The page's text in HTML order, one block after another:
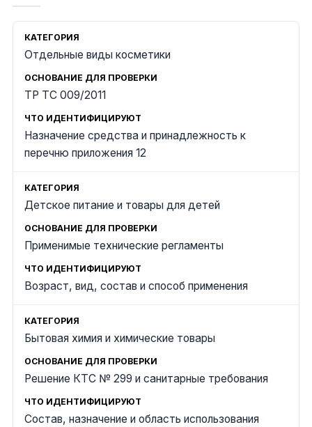
Отдельные виды косметики
ТР ТС 009/2011
Назначение средства и принадлежность к
перечню приложения 12
Детское питание и товары для детей
Применимые технические регламенты
Возраст, вид, состав и способ применения
Бытовая химия и химические товары
Решение КТС № 299 и санитарные требования
Состав, назначение и область использования